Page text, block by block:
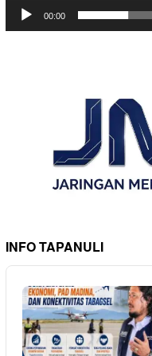
00:00
INFO TAPANULI